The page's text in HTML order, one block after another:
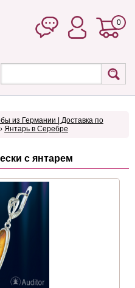
0
из Германии | Доставка по
› Янтарь в Серебре
с янтарем